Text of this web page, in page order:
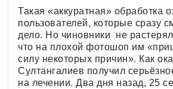
Такая «аккуратная» обработка
пользователей, которые сразу
дело. Но чиновники не
что на плохой фотошоп им
силу некоторых причин». Как
Султангалиев получил
на лечении. Два дня назад, 25